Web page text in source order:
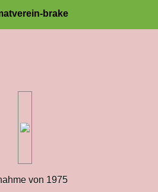
brake
von 1975